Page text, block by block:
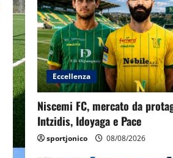
Eccellenza
Niscemi FC, mercato da
Intzidis, Idoyaga e Pace
sportjonico 08/08/2026